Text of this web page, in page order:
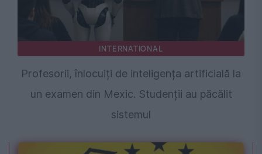
INTERNATIONAL
Profesorii, înlocuiți de inteligența artificială la
un examen din Mexic. Studenții au păcălit
sistemul